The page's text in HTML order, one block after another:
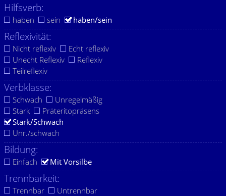
Hilfsverb:
haben sein haben/sein
Reflexivität:
Nicht reflexiv
Echt reflexiv
Unecht Reflexiv
Reflexiv
Teilreflexiv
Verbklasse:
Schwach
Unregelmäßig
Stark
Präteritopräsens
Stark/Schwach
Unr./schwach
Bildung:
Einfach Mit Vorsilbe
Trennbarkeit:
Trennbar
Untrennbar